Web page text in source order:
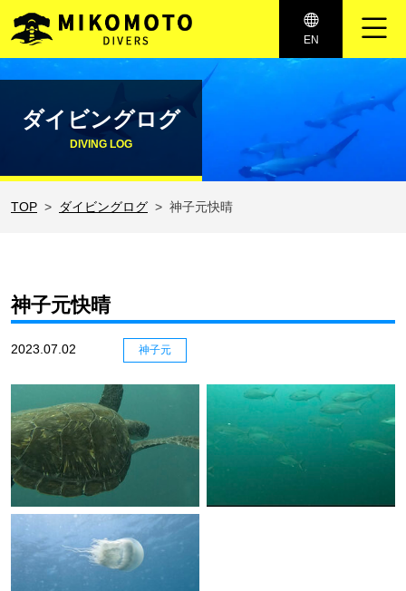
コンテンツへスキップ
メインナビゲーション EN
ダイビングログ
DIVING LOG
TOP ダイビングログ 神子元快晴
神子元快晴
2023.07.02 神子元